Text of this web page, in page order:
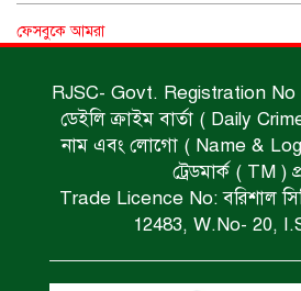
সড়ক দুর্ঘটনায়
বিজিবি’র অভিযানে
ফেসবুকে আমরা
RJSC- Govt. Registration No
ডেইলি ক্রাইম বার্তা ( Daily
নাম এবং লোগো ( Name & Logo
ট্রেডমার্ক ( TM )
Trade Licence No: বরিশাল
12483, W.No- 20,